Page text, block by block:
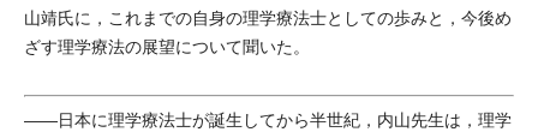
山靖氏に，これまでの自身の理学療法士としての歩みと，今後め
ざす理学療法の展望について聞いた。
――日本に理学療法士が誕生してから半世紀，内山先生は，理学